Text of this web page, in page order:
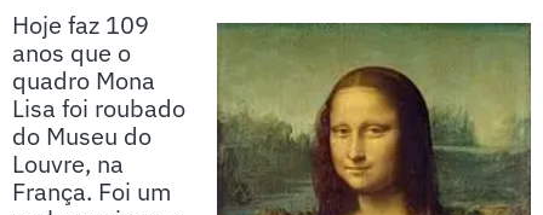
Hoje faz 109
anos que o
quadro Mona
Lisa foi roubado
do Museu do
Louvre, na
França. Foi um